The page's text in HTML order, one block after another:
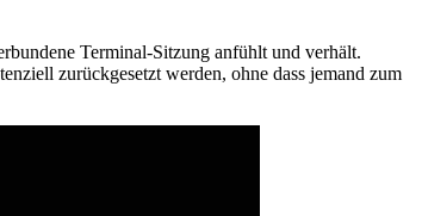
Terminal-Sitzung anfühlt und verhält.
zurückgesetzt werden, ohne dass jemand zum